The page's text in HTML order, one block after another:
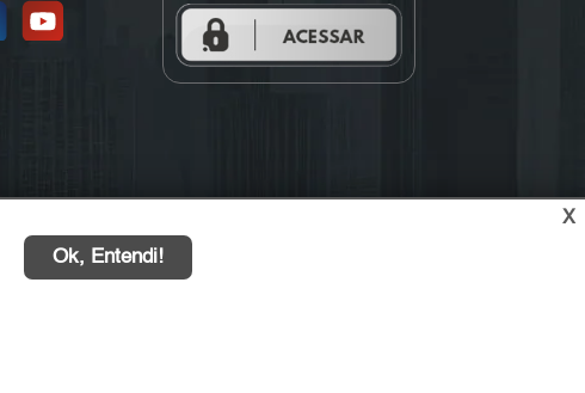
X
Ok, Entendi!